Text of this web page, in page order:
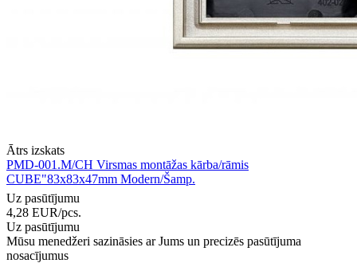
Ātrs izskats
PMD-001.M/CH Virsmas montāžas kārba/rāmis
CUBE"83x83x47mm Modern/Šamp.
Uz pasūtījumu
4,28 EUR/pcs.
Uz pasūtījumu
Mūsu menedžeri sazināsies ar Jums un precizēs pasūtījuma
nosacījumus